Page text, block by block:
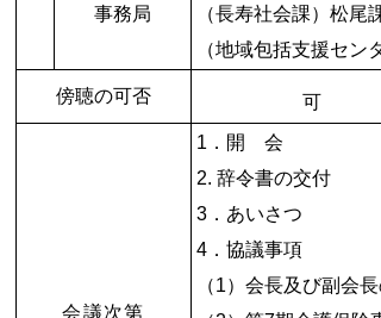
事務局
（長寿社会課）松
（地域包括支援セン
傍聴の可否 可
会議次第
1．開 会
2. 辞令書の交付
3．あいさつ
4．協議事項
（1）会長及び副会長